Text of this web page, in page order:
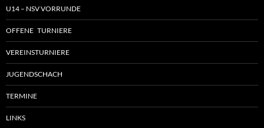
U14 – NSV VORRUNDE
OFFENE TURNIERE
VEREINSTURNIERE
JUGENDSCHACH
TERMINE
LINKS